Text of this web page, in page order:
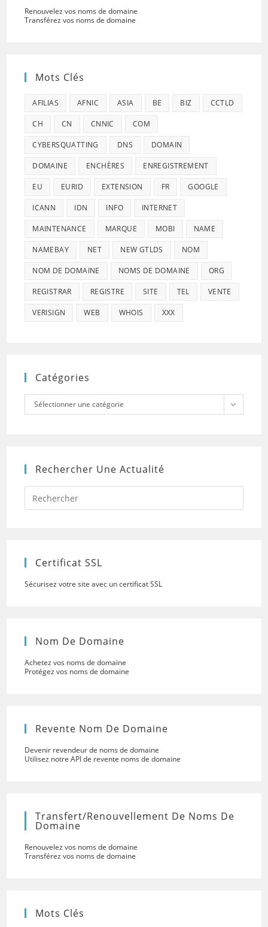
Renouvelez vos noms de domaine
Transférez vos noms de domaine
Mots Clés
AFILIAS AFNIC ASIA BE BIZ CCTLD
CH CN CNNIC COM
CYBERSQUATTING DNS DOMAIN
DOMAINE ENCHÈRES ENREGISTREMENT
EU EURID EXTENSION FR GOOGLE
ICANN IDN INFO INTERNET
MAINTENANCE MARQUE MOBI NAME
NAMEBAY NET NEW GTLDS NOM
NOM DE DOMAINE NOMS DE DOMAINE ORG
REGISTRAR REGISTRE SITE TEL VENTE
VERISIGN WEB WHOIS XXX
Catégories
Catégories
Sélectionner une catégorie
Rechercher Une Actualité
Press
to
Certificat SSL
Sécurisez votre site avec un certificat SSL
Nom De Domaine
Achetez vos noms de domaine
Protégez vos noms de domaine
Revente Nom De Domaine
Devenir revendeur de noms de domaine
Utilisez notre API de revente noms de domaine
Transfert/renouvellement De Noms De
Domaine
Renouvelez vos noms de domaine
Transférez vos noms de domaine
Mots Clés